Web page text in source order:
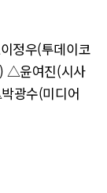
정우(투데이코
△윤여진(시사
광수(미디어